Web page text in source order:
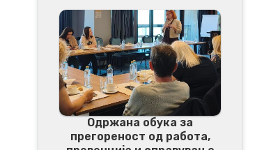
Одржана обука за
прегореност од работа,